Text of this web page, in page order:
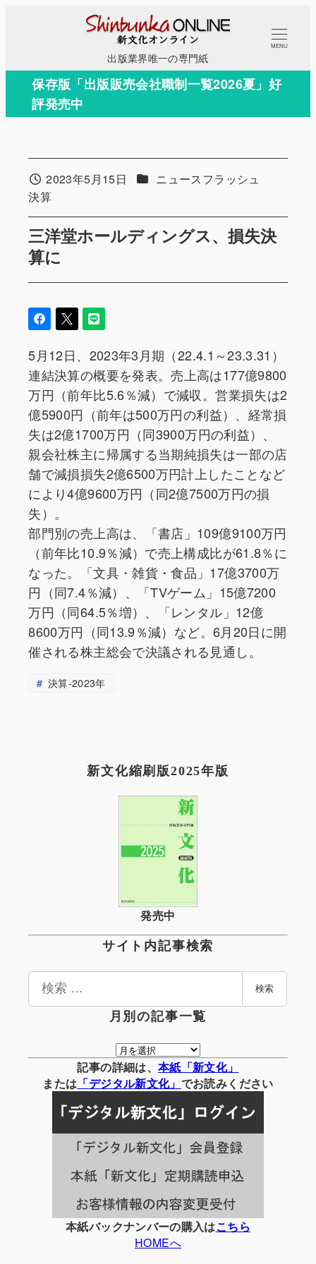
コ
テ
出版業界唯一の専門紙
MENU
保存版「出版販売会社職制一覧2026夏」好
評発売中
三洋堂ホールディングス、損失決
算に
投稿日2023年5月15日 カテゴリー
ニュースフラッシュ
カテゴリー
決算
5月12日、2023年3月期（22.4.1～23.3.31）
連結決算の概要を発表。売上高は177億9800
万円（前年比5.6％減）で減収。営業損失は2
億5900円（前年は500万円の利益）、経常損
失は2億1700万円（同3900万円の利益）、
親会社株主に帰属する当期純損失は一部の店
舗で減損損失2億6500万円計上したことなど
により4億9600万円（同2億7500万円の損
失）。
部門別の売上高は、「書店」109億9100万円
（前年比10.9％減）で売上構成比が61.8％に
なった。「文具・雑貨・食品」17億3700万
円（同7.4％減）、「TVゲーム」15億7200
万円（同64.5％増）、「レンタル」12億
8600万円（同13.9％減）など。6月20日に開
催される株主総会で決議される見通し。
決算-2023年
新文化縮刷版2025年版
発売中
サイト内記事検索
検
検索
月別の記事一覧
月
別
の
事
一
覧
記事の詳細は、 本紙「新文化」
または 「デジタル新文化」 でお読みください
本紙バックナンバーの購入はこちら
HOMEへ